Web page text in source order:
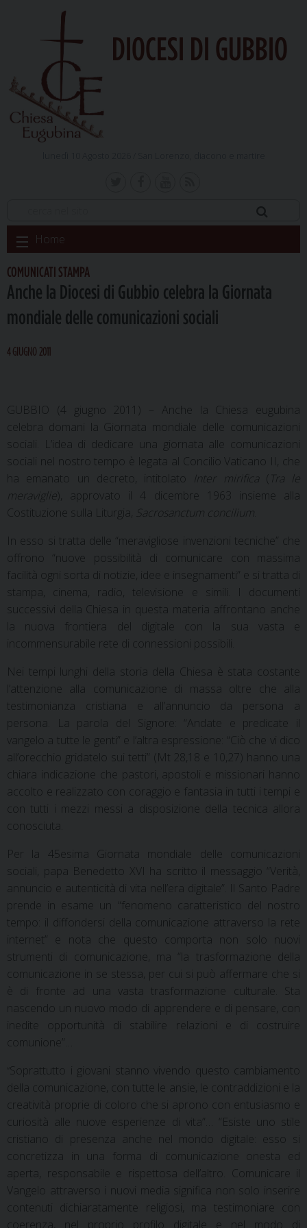
DIOCESI DI GUBBIO
Skip
to
content
Home
COMUNICATI STAMPA
Anche la Diocesi di Gubbio celebra la Giornata
mondiale delle comunicazioni sociali
4 GIUGNO 2011
GUBBIO (4 giugno 2011) – Anche la Chiesa eugubina
celebra domani la Giornata mondiale delle comunicazioni
sociali. L’idea di dedicare una giornata alle comunicazioni
sociali nel nostro tempo è legata al Concilio Vaticano II, che
ha emanato un decreto, intitolato
Inter mirifica
Tra le
meraviglie
), approvato il 4 dicembre 1963 insieme alla
Costituzione sulla Liturgia, Sacrosanctum concilium
In esso si tratta delle “meravigliose invenzioni tecniche” che
offrono “nuove possibilità di comunicare con massima
facilità ogni sorta di notizie, idee e insegnamenti” e si tratta di
stampa, cinema, radio, televisione e simili. I documenti
successivi della Chiesa in questa materia affrontano anche
la nuova frontiera del digitale con la sua vasta e
incommensurabile rete di connessioni possibili.
Nei tempi lunghi della storia della Chiesa è stata costante
l’attenzione alla comunicazione di massa oltre che alla
testimonianza cristiana e all’annuncio da persona a
persona. La parola del Signore: “Andate e predicate il
vangelo a tutte le genti” e l’altra espressione: “Ciò che vi dico
all’orecchio gridatelo sui tetti” (Mt 28,18 e 10,27) hanno una
chiara indicazione che pastori, apostoli e missionari hanno
accolto e realizzato con coraggio e fantasia in tutti i tempi e
con tutti i mezzi messi a disposizione della tecnica allora
conosciuta.
Per la 45esima Giornata mondiale delle comunicazioni
sociali, papa Benedetto XVI ha scritto il messaggio “Verità,
annuncio e autenticità di vita nell’era digitale”. Il Santo Padre
prende in esame un “fenomeno caratteristico del nostro
tempo: il diffondersi della comunicazione attraverso la rete
internet” e nota che questo comporta non solo nuovi
strumenti di comunicazione, ma “la trasformazione della
comunicazione in se stessa, per cui si può affermare che si
è di fronte ad una vasta trasformazione culturale. Sta
nascendo un nuovo modo di apprendere e di pensare, con
inedite opportunità di stabilire relazioni e di costruire
comunione”…
Soprattutto i giovani stanno vivendo questo cambiamento
della comunicazione, con tutte le ansie, le contraddizioni e la
creatività proprie di coloro che si aprono con entusiasmo e
curiosità alle nuove esperienze di vita”… “Esiste uno stile
cristiano di presenza anche nel mondo digitale: esso si
concretizza in una forma di comunicazione onesta ed
aperta, responsabile e rispettosa dell’altro. Comunicare il
Vangelo attraverso i nuovi media significa non solo inserire
contenuti dichiaratamente religiosi, ma testimoniare con
coerenza, nel proprio profilo digitale e nel modo di